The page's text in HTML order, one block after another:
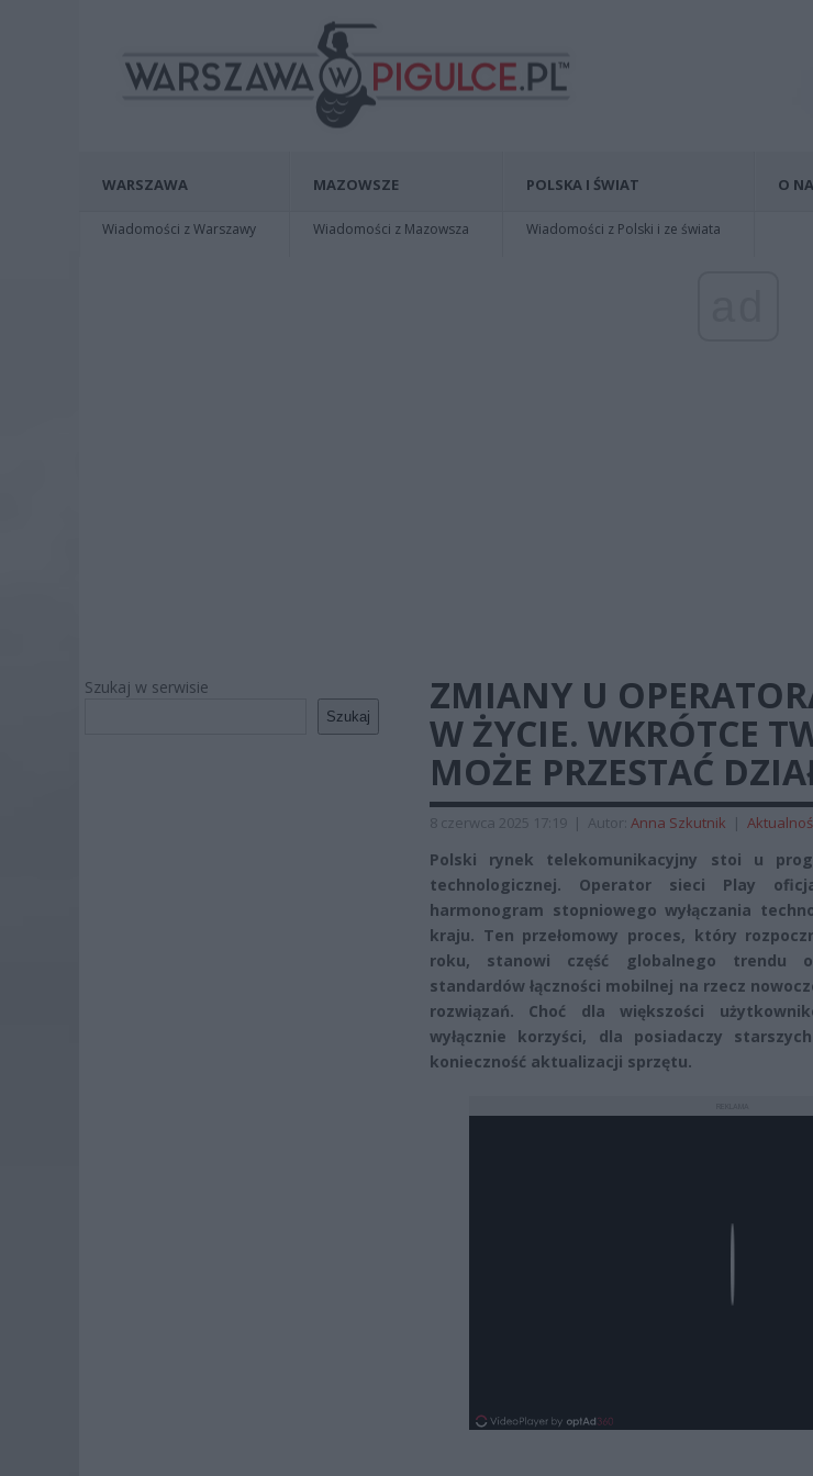
WARSZAWA
Wiadomości z Warszawy
MAZOWSZE
Wiadomości z Mazowsza
POLSKA I ŚWIAT
Wiadomości z Polski i ze świata
O
Szukaj w serwisie
Szukaj
ZMIANY U
W ŻYCIE. WKRÓTCE
MOŻE PRZESTAĆ
8 czerwca 2025 17:19 | Autor: Anna Szkutnik |
Polski rynek telekomunikacyjny stoi u
technologicznej. Operator sieci Play
harmonogram stopniowego wyłączania
kraju. Ten przełomowy proces, który
roku, stanowi część globalnego trendu
standardów łączności mobilnej na rzecz
rozwiązań. Choć dla większości
wyłącznie korzyści, dla posiadaczy
konieczność aktualizacji sprzętu.